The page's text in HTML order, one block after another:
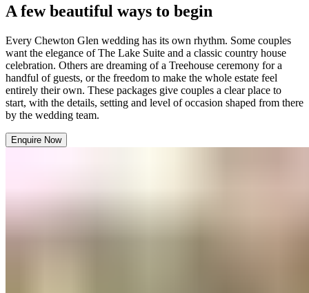
A few beautiful ways to begin​​​​‌ ‍ ​‍​‍‌‍ ‌ ​‍‌‍‍‌‌‍‌ ‌‍‍‌‌‍ ‍​‍​‍​ ‍‍​‍​‍‌ ​ ‌‍​‌‌‍ ‍‌‍‍‌‌ ‌​‌ ‍‌​‍ ‍‌‍‍‌‌‍ ​‍​‍​‍ ​​‍​‍‌‍‍​‌ ​‍‌‍‌‌‌‍‌‍​‍​‍​ ‍‍​‍​‍‌‍‍​‌ ‌​‌ ‌​‌ ​​‌ ​ ​ ‍‍​‍ ​‍ ‌‍ ​​‍ ‌‌‍​‌‌‍ ‍‌‍‌​​‍ ‌‌ ​‍​‍ ‌‌‍‍​‌‍ ‌ ‌​‌‍‌‌‌‍ ​‌ ​ ​‍ ‌‌ ​ ‌ ‌​‌ ‌‌‌‍‌​‌‍‍‌‌‍ ​‍ ‍‌ ‌‍‌‍‌‌‌ ​‍‌‍​ ‌‍‌‌‌‍ ​​‍ ‍‌‍​‌‌ ​​‌ ​​​‍ ‌‍‍‌‌‍ ‍‌ ‌​‌‍‌‌‌‍ ‍‌ ‌​​‍ ‌‍‌‌‌‍‌​‌‍‍‌‌ ‌​​‍ ‌‍ ‌‌‍ ‌‍‌​‌‍‌‌​ ‌‌ ​​‌ ​‍‌‍‌‌‌ ​ ‌‍‌‌‌‍ ‍‌ ‌​‌‍​‌‌ ‌​‌‍‍‌‌‍ ‌‍ ‍​ ‍ ‌‍‍‌‌‍‌​​ ‌​ ​‍​ ‍‌​ ‌​‌‍‌​​ ‌‌​ ‌‌‌‍‌‍​ ‌​​‍ ‌‌‍​‍‌‍‌‌​ ‌‌‌‍‌‌​‍ ‌​ ‌​​ ​​‌‍​‌​ ​‌​‍ ‌‌‍​‌​ ‌ ​ ‍‌​ ‌ ​‍ ‌‌‍‌‍​ ‌ ​ ​ ‌‍​‍‌‍‌‍‌‍‌​‌‍​ ‌‍‌‌​ ‌ ‌‍​‍‌‍‌‌​ ​​​ ‍ ‌ ‌​‌ ‍‌‌ ​​‌‍‌‌​ ‌‌‍‍​‌‍ ‌ ‌​‌‍‌‌‌‍ ​‌‌​ ‌‍‍‌‌ ‌​‌‍‌‌‌‌​​‌‍​‌‌‍‌ ‌‍‌‌​ ‍ ‌ ​​‌‍​‌‌ ‌​‌‍‍​​ ‌‌ ​​‌‍​‌‌‍‌ ‌‍‌‌‌​​‍‌ ‌‌‌‍‍‌‌‍ ​‌‍‌​‌‍‌‌‌ ​‍​‍‌‌​ ‌‌‌​​‍‌‌ ‌‍‍ ‌‍‌‌‌ ‍‌​‍‌‌​ ​ ‌​‌​​‍‌‌​ ​ ‌​‌​​‍‌‌​ ​‍​ ​‍​ ​​​ ​‌​ ‌‌​ ‌‌​ ‌‌‌‍​‌‌‍​‌‌‍​‌​ ​‍​ ​ ​ ‌​​ ‌ ​‍‌‌​ ​‍​ ​‍​‍‌‌​ ‌‌‌​‌​​‍ ‍‌‍‍​‌‍‌‌‌‍​‌‌‍‌​‌‍‍‌‌‍ ‍‌‍‌ ​ ‌‍​‍‌‍​‌‌ ​ ‌‍‌‌‌‌‌‌‌ ​‍‌‍ ​​ ‌‌‍‍​‌ ‌​‌ ‌​‌ ​​‌ ​ ​‍‌‌​ ​ ‌​​‌​‍‌‌​ ​‍‌​‌‍​‍‌‌​ ​‍‌​‌‍‌‍ ​​‍ ‌‌‍​‌‌‍ ‍‌‍‌​​‍ ‌‌ ​‍​‍ ‌‌‍‍​‌‍ ‌ ‌​‌‍‌‌‌‍ ​‌ ​ ​‍ ‌‌ ​ ‌ ‌​‌ ‌‌‌‍‌​‌‍‍‌‌‍ ​‍ ‍‌ ‌‍‌‍‌‌‌ ​‍‌‍​ ‌‍‌‌‌‍ ​​‍ ‍‌‍​‌‌ ​​‌ ​​​‍‌‍‌‍‍‌‌‍‌​​ ‌​ ​‍​ ‍‌​ ‌​‌‍‌​​ ‌‌​ ‌‌‌‍‌‍​ ‌​​‍ ‌‌‍​‍‌‍‌‌​ ‌‌‌‍‌‌​‍ ‌​ ‌​​ ​​‌‍​‌​ ​‌​‍ ‌‌‍​‌​ ‌ ​ ‍‌​ ‌ ​‍ ‌‌‍‌‍​ ‌ ​ ​ ‌‍​‍‌‍‌‍‌‍‌​‌‍​ ‌‍‌‌​ ‌ ‌‍​‍‌‍‌‌​ ​​​‍‌‍‌ ‌​‌ ‍‌‌ ​​‌‍‌‌​ ‌‌‍‍​‌‍ ‌ ‌​‌‍‌‌‌‍ ​‌‌​ ‌‍‍‌‌ ‌​‌‍‌‌‌‌​​‌‍​‌‌‍‌ ‌‍‌‌​‍‌‍‌ ​​‌‍​‌‌ ‌​‌‍‍​​ ‌‌ ​​‌‍​‌‌‍‌ ‌‍‌‌‌​​‍‌ ‌‌‌‍‍‌‌‍ ​‌‍‌​‌‍‌‌‌ ​‍​‍‌‌​ ‌‌‌​​‍‌‌ ‌‍‍ ‌‍‌‌‌ ‍‌​‍‌‌​ ​ ‌​‌​​‍‌‌​ ​ ‌​‌​​‍‌‌​ ​‍​ ​‍​ ​​​ ​‌​ ‌‌​ ‌‌​ ‌‌‌‍​‌‌‍​‌‌‍​‌​ ​‍​ ​ ​ ‌​​ ‌ ​‍‌‌​ ​‍​ ​‍​‍‌‌​ ‌‌‌​‌​​‍ ‍‌‍‍​‌‍‌‌‌‍​‌‌‍‌​‌‍‍‌‌‍ ‍‌‍‌ ​‍‌‍‌ ​​‌‍‌‌‌ ​‍‌ ​ ‌ ​​‌‍‌‌‌‍​ ‌ ‌​‌‍‍‌‌ ‌‍‌‍‌‌​ ‌‌ ​​‌ ‌‌‌‍​‍‌‍ ​‌‍‍‌‌ ​ ‌‍‍​‌‍‌‌‌‍‌​​‍​‍‌ ‌
Every Chewton Glen wedding has its own rhythm. Some couples
want the elegance of The Lake Suite and a classic country house
celebration. Others are dreaming of a Treehouse ceremony for a
handful of guests, or the freedom to make the whole estate feel
entirely their own. These packages give couples a clear place to
start, with the details, setting and level of occasion shaped from there
by the wedding team.​​​​‌ ‍ ​‍​‍‌‍ ‌ ​‍‌‍‍‌‌‍‌ ‌‍‍‌‌‍ ‍​‍​‍​ ‍‍​‍​‍‌ ​ ‌‍​‌‌‍ ‍‌‍‍‌‌ ‌​‌ ‍‌​‍ ‍‌‍‍‌‌‍ ​‍​‍​‍ ​​‍​‍‌‍‍​‌ ​‍‌‍‌‌‌‍‌‍​‍​‍​ ‍‍​‍​‍‌‍‍​‌ ‌​‌ ‌​‌ ​​‌ ​ ​ ‍‍​‍ ​‍ ‌‍ ​​‍ ‌‌‍​‌‌‍ ‍‌‍‌​​‍ ‌‌ ​‍​‍ ‌‌‍‍​‌‍ ‌ ‌​‌‍‌‌‌‍ ​‌ ​ ​‍ ‌‌ ​ ‌ ‌​‌ ‌‌‌‍‌​‌‍‍‌‌‍ ​‍ ‍‌ ‌‍‌‍‌‌‌ ​‍‌‍​ ‌‍‌‌‌‍ ​​‍ ‍‌‍​‌‌ ​​‌ ​​​‍ ‌‍‍‌‌‍ ‍‌ ‌​‌‍‌‌‌‍ ‍‌ ‌​​‍ ‌‍‌‌‌‍‌​‌‍‍‌‌ ‌​​‍ ‌‍ ‌‌‍ ‌‍‌​‌‍‌‌​ ‌‌ ​​‌ ​‍‌‍‌‌‌ ​ ‌‍‌‌‌‍ ‍‌ ‌​‌‍​‌‌ ‌​‌‍‍‌‌‍ ‌‍ ‍​ ‍ ‌‍‍‌‌‍‌​​ ‌​ ​‍​ ‍‌​ ‌​‌‍‌​​ ‌‌​ ‌‌‌‍‌‍​ ‌​​‍ ‌‌‍​‍‌‍‌‌​ ‌‌‌‍‌‌​‍ ‌​ ‌​​ ​​‌‍​‌​ ​‌​‍ ‌‌‍​‌​ ‌ ​ ‍‌​ ‌ ​‍ ‌‌‍‌‍​ ‌ ​ ​ ‌‍​‍‌‍‌‍‌‍‌​‌‍​ ‌‍‌‌​ ‌ ‌‍​‍‌‍‌‌​ ​​​ ‍ ‌ ‌​‌ ‍‌‌ ​​‌‍‌‌​ ‌‌‍‍​‌‍ ‌ ‌​‌‍‌‌‌‍ ​‌‌​ ‌‍‍‌‌ ‌​‌‍‌‌‌‌​​‌‍​‌‌‍‌ ‌‍‌‌​ ‍ ‌ ​​‌‍​‌‌ ‌​‌‍‍​​ ‌‌ ​​‌‍​‌‌‍‌ ‌‍‌‌‌​​‍‌ ‌‌‌‍‍‌‌‍ ​‌‍‌​‌‍‌‌‌ ​‍​‍‌‌​ ‌‌‌​​‍‌‌ ‌‍‍ ‌‍‌‌‌ ‍‌​‍‌‌​ ​ ‌​‌​​‍‌‌​ ​ ‌​‌​​‍‌‌​ ​‍​ ​‍​ ​​​ ​‌​ ‌‌​ ‌‌​ ‌‌‌‍​‌‌‍​‌‌‍​‌​ ​‍​ ​ ​ ‌​​ ‌ ​‍‌‌​ ​‍​ ​‍​‍‌‌​ ‌‌‌​‌​​‍ ‍‌‍​‍‌‍ ‌‍‌​‌ ‍‌​ ‌‍​‍‌‍​‌‌ ​ ‌‍‌‌‌‌‌‌‌ ​‍‌‍ ​​ ‌‌‍‍​‌ ‌​‌ ‌​‌ ​​‌ ​ ​‍‌‌​ ​ ‌​​‌​‍‌‌​ ​‍‌​‌‍​‍‌‌​ ​‍‌​‌‍‌‍ ​​‍ ‌‌‍​‌‌‍ ‍‌‍‌​​‍ ‌‌ ​‍​‍ ‌‌‍‍​‌‍ ‌ ‌​‌‍‌‌‌‍ ​‌ ​ ​‍ ‌‌ ​ ‌ ‌​‌ ‌‌‌‍‌​‌‍‍‌‌‍ ​‍ ‍‌ ‌‍‌‍‌‌‌ ​‍‌‍​ ‌‍‌‌‌‍ ​​‍ ‍‌‍​‌‌ ​​‌ ​​​‍‌‍‌‍‍‌‌‍‌​​ ‌​ ​‍​ ‍‌​ ‌​‌‍‌​​ ‌‌​ ‌‌‌‍‌‍​ ‌​​‍ ‌‌‍​‍‌‍‌‌​ ‌‌‌‍‌‌​‍ ‌​ ‌​​ ​​‌‍​‌​ ​‌​‍ ‌‌‍​‌​ ‌ ​ ‍‌​ ‌ ​‍ ‌‌‍‌‍​ ‌ ​ ​ ‌‍​‍‌‍‌‍‌‍‌​‌‍​ ‌‍‌‌​ ‌ ‌‍​‍‌‍‌‌​ ​​​‍‌‍‌ ‌​‌ ‍‌‌ ​​‌‍‌‌​ ‌‌‍‍​‌‍ ‌ ‌​‌‍‌‌‌‍ ​‌‌​ ‌‍‍‌‌ ‌​‌‍‌‌‌‌​​‌‍​‌‌‍‌ ‌‍‌‌​‍‌‍‌ ​​‌‍​‌‌ ‌​‌‍‍​​ ‌‌ ​​‌‍​‌‌‍‌ ‌‍‌‌‌​​‍‌ ‌‌‌‍‍‌‌‍ ​‌‍‌​‌‍‌‌‌ ​‍​‍‌‌​ ‌‌‌​​‍‌‌ ‌‍‍ ‌‍‌‌‌ ‍‌​‍‌‌​ ​ ‌​‌​​‍‌‌​ ​ ‌​‌​​‍‌‌​ ​‍​ ​‍​ ​​​ ​‌​ ‌‌​ ‌‌​ ‌‌‌‍​‌‌‍​‌‌‍​‌​ ​‍​ ​ ​ ‌​​ ‌ ​‍‌‌​ ​‍​ ​‍​‍‌‌​ ‌‌‌​‌​​‍ ‍‌‍​‍‌‍ ‌‍‌​‌ ‍‌​‍‌‍‌ ​​‌‍‌‌‌ ​‍‌ ​ ‌ ​​‌‍‌‌‌‍​ ‌ ‌​‌‍‍‌‌ ‌‍‌‍‌‌​ ‌‌ ​​‌ ‌‌‌‍​‍‌‍ ​‌‍‍‌‌ ​ ‌‍‍​‌‍‌‌‌‍‌​​‍​‍‌ ‌
Enquire Now​​​​‌ ‍ ​‍​‍‌‍ ‌ ​‍‌‍‍‌‌‍‌ ‌‍‍‌‌‍ ‍​‍​‍​ ‍‍​‍​‍‌ ​ ‌‍​‌‌‍ ‍‌‍‍‌‌ ‌​‌ ‍‌​‍ ‍‌‍‍‌‌‍ ​‍​‍​‍ ​​‍​‍‌‍‍​‌ ​‍‌‍‌‌‌‍‌‍​‍​‍​ ‍‍​‍​‍‌‍‍​‌ ‌​‌ ‌​‌ ​​‌ ​ ​ ‍‍​‍ ​‍ ‌‍ ​​‍ ‌‌‍​‌‌‍ ‍‌‍‌​​‍ ‌‌ ​‍​‍ ‌‌‍‍​‌‍ ‌ ‌​‌‍‌‌‌‍ ​‌ ​ ​‍ ‌‌ ​ ‌ ‌​‌ ‌‌‌‍‌​‌‍‍‌‌‍ ​‍ ‍‌ ‌‍‌‍‌‌‌ ​‍‌‍​ ‌‍‌‌‌‍ ​​‍ ‍‌‍​‌‌ ​​‌ ​​​‍ ‌‍‍‌‌‍ ‍‌ ‌​‌‍‌‌‌‍ ‍‌ ‌​​‍ ‌‍‌‌‌‍‌​‌‍‍‌‌ ‌​​‍ ‌‍ ‌‌‍ ‌‍‌​‌‍‌‌​ ‌‌ ​​‌ ​‍‌‍‌‌‌ ​ ‌‍‌‌‌‍ ‍‌ ‌​‌‍​‌‌ ‌​‌‍‍‌‌‍ ‌‍ ‍​ ‍ ‌‍‍‌‌‍‌​​ ‌​ ​‍​ ‍‌​ ‌​‌‍‌​​ ‌‌​ ‌‌‌‍‌‍​ ‌​​‍ ‌‌‍​‍‌‍‌‌​ ‌‌‌‍‌‌​‍ ‌​ ‌​​ ​​‌‍​‌​ ​‌​‍ ‌‌‍​‌​ ‌ ​ ‍‌​ ‌ ​‍ ‌‌‍‌‍​ ‌ ​ ​ ‌‍​‍‌‍‌‍‌‍‌​‌‍​ ‌‍‌‌​ ‌ ‌‍​‍‌‍‌‌​ ​​​ ‍ ‌ ‌​‌ ‍‌‌ ​​‌‍‌‌​ ‌‌‍‍​‌‍ ‌ ‌​‌‍‌‌‌‍ ​‌‌​ ‌‍‍‌‌ ‌​‌‍‌‌‌‌​​‌‍​‌‌‍‌ ‌‍‌‌​ ‍ ‌ ​​‌‍​‌‌ ‌​‌‍‍​​ ‌‌ ​​‌‍​‌‌‍‌ ‌‍‌‌‌​​‍‌ ‌‌‌‍‍‌‌‍ ​‌‍‌​‌‍‌‌‌ ​‍​‍‌‌​ ‌‌‌​​‍‌‌ ‌‍‍ ‌‍‌‌‌ ‍‌​‍‌‌​ ​ ‌​‌​​‍‌‌​ ​ ‌​‌​​‍‌‌​ ​‍​ ​‍​ ​​​ ​‌​ ‌‌​ ‌‌​ ‌‌‌‍​‌‌‍​‌‌‍​‌​ ​‍​ ​ ​ ‌​​ ‌ ​‍‌‌​ ​‍​ ​‍​‍‌‌​ ‌‌‌​‌​​‍ ‍‌ ​​‌ ​‍‌‍‍‌‌‍ ‌‌‍​‌‌ ​‍‌ ‍‌‌​​ ‌ ‌​‌‍​‌​‍ ‍‌‍ ​‌‍​‌‌‍​‍‌‍‌‌‌‍ ​​ ‌‍​‍‌‍​‌‌ ​ ‌‍‌‌‌‌‌‌‌ ​‍‌‍ ​​ ‌‌‍‍​‌ ‌​‌ ‌​‌ ​​‌ ​ ​‍‌‌​ ​ ‌​​‌​‍‌‌​ ​‍‌​‌‍​‍‌‌​ ​‍‌​‌‍‌‍ ​​‍ ‌‌‍​‌‌‍ ‍‌‍‌​​‍ ‌‌ ​‍​‍ ‌‌‍‍​‌‍ ‌ ‌​‌‍‌‌‌‍ ​‌ ​ ​‍ ‌‌ ​ ‌ ‌​‌ ‌‌‌‍‌​‌‍‍‌‌‍ ​‍ ‍‌ ‌‍‌‍‌‌‌ ​‍‌‍​ ‌‍‌‌‌‍ ​​‍ ‍‌‍​‌‌ ​​‌ ​​​‍‌‍‌‍‍‌‌‍‌​​ ‌​ ​‍​ ‍‌​ ‌​‌‍‌​​ ‌‌​ ‌‌‌‍‌‍​ ‌​​‍ ‌‌‍​‍‌‍‌‌​ ‌‌‌‍‌‌​‍ ‌​ ‌​​ ​​‌‍​‌​ ​‌​‍ ‌‌‍​‌​ ‌ ​ ‍‌​ ‌ ​‍ ‌‌‍‌‍​ ‌ ​ ​ ‌‍​‍‌‍‌‍‌‍‌​‌‍​ ‌‍‌‌​ ‌ ‌‍​‍‌‍‌‌​ ​​​‍‌‍‌ ‌​‌ ‍‌‌ ​​‌‍‌‌​ ‌‌‍‍​‌‍ ‌ ‌​‌‍‌‌‌‍ ​‌‌​ ‌‍‍‌‌ ‌​‌‍‌‌‌‌​​‌‍​‌‌‍‌ ‌‍‌‌​‍‌‍‌ ​​‌‍​‌‌ ‌​‌‍‍​​ ‌‌ ​​‌‍​‌‌‍‌ ‌‍‌‌‌​​‍‌ ‌‌‌‍‍‌‌‍ ​‌‍‌​‌‍‌‌‌ ​‍​‍‌‌​ ‌‌‌​​‍‌‌ ‌‍‍ ‌‍‌‌‌ ‍‌​‍‌‌​ ​ ‌​‌​​‍‌‌​ ​ ‌​‌​​‍‌‌​ ​‍​ ​‍​ ​​​ ​‌​ ‌‌​ ‌‌​ ‌‌‌‍​‌‌‍​‌‌‍​‌​ ​‍​ ​ ​ ‌​​ ‌ ​‍‌‌​ ​‍​ ​‍​‍‌‌​ ‌‌‌​‌​​‍ ‍‌ ​​‌ ​‍‌‍‍‌‌‍ ‌‌‍​‌‌ ​‍‌ ‍‌‌​​ ‌ ‌​‌‍​‌​‍ ‍‌‍ ​‌‍​‌‌‍​‍‌‍‌‌‌‍ ​​‍‌‍‌ ​​‌‍‌‌‌ ​‍‌ ​ ‌ ​​‌‍‌‌‌‍​ ‌ ‌​‌‍‍‌‌ ‌‍‌‍‌‌​ ‌‌ ​​‌ ‌‌‌‍​‍‌‍ ​‌‍‍‌‌ ​ ‌‍‍​‌‍‌‌‌‍‌​​‍​‍‌ ‌